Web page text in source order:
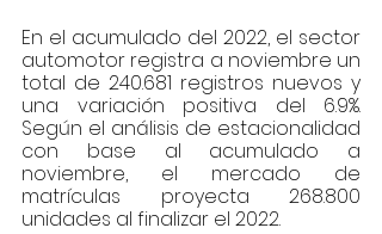
En el acumulado del 2022, el sector
automotor registra a noviembre un
total de 240.681 registros nuevos y
una variación positiva del 6.9%.
Según el análisis de estacionalidad
con base al acumulado a
noviembre, el mercado de
matrículas proyecta 268.800
unidades al finalizar el 2022.